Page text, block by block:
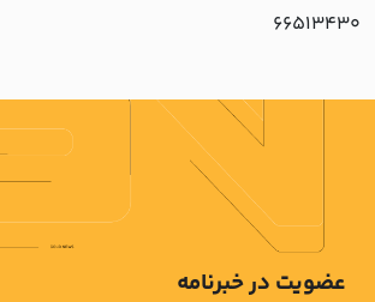
66513430
عضویت در خبرنامه